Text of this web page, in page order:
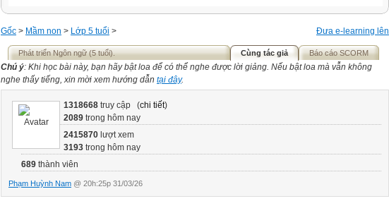
Đưa e-learning lên
Gốc > Mầm non > Lớp 5 tuổi >
Phát triển Ngôn ngữ (5 tuổi). Cùng tác giả Báo cáo SCORM
Chú ý: Khi học bài này, bạn hãy bật loa để có thể nghe được lời giảng. Nếu bật loa mà vẫn không
nghe thấy tiếng, xin mời xem hướng dẫn tại đây.
1318668 truy cập (chi tiết)
2089 trong hôm nay
2415870 lượt xem
3193 trong hôm nay
689 thành viên
Phạm Huỳnh Nam @ 20h:25p 31/03/26